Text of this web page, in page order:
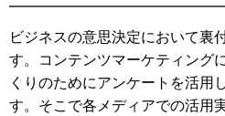
ビジネスの意思決定において裏
す。コンテンツマーケティング
くりのためにアンケートを活用
す。そこで各メディアでの活用